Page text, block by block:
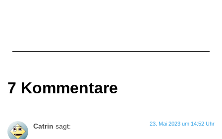
7 Kommentare
Catrin sagt: 23. Mai 2023 um 14:52 Uhr